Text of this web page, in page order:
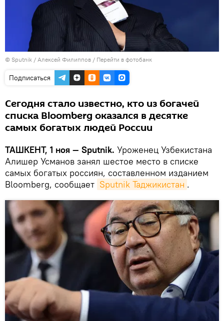
© Sputnik / Алексей Филиппов / Перейти в фотобанк
Подписаться
Сегодня стало известно, кто из богачей
списка Bloomberg оказался в десятке
самых богатых людей России
ТАШКЕНТ, 1 ноя — Sputnik. Уроженец Узбекистана
Алишер Усманов занял шестое место в списке
самых богатых россиян, составленном изданием
Bloomberg, сообщает Sputnik Таджикистан .